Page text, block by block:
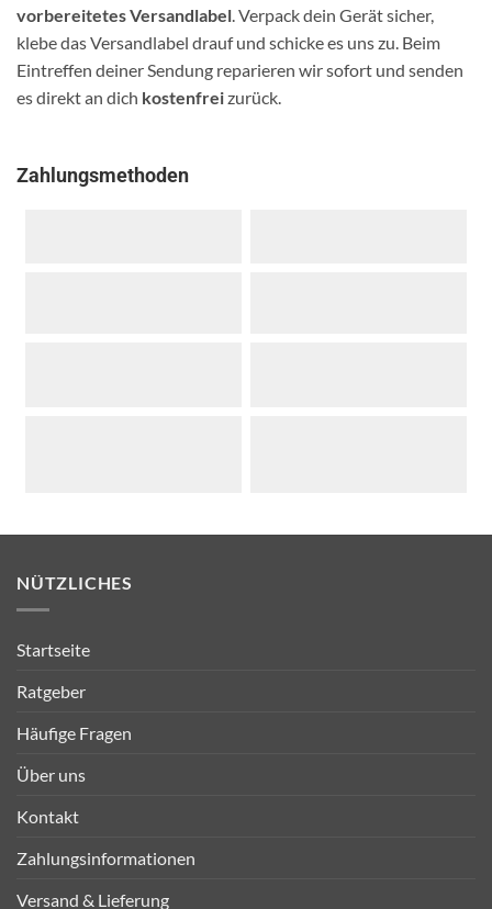
vorbereitetes Versandlabel. Verpack dein Gerät sicher,
klebe das Versandlabel drauf und schicke es uns zu. Beim
Eintreffen deiner Sendung reparieren wir sofort und senden
es direkt an dich kostenfreizurück.
Zahlungsmethoden
NÜTZLICHES
Startseite
Ratgeber
Häufige Fragen
Über uns
Kontakt
Zahlungsinformationen
Versand & Lieferung